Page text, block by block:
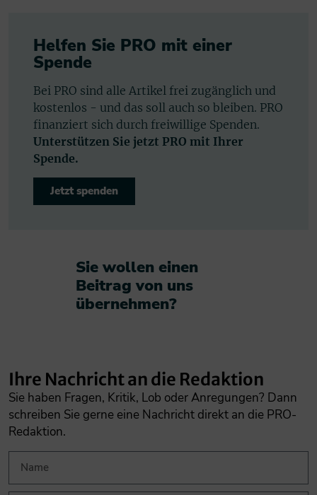
Helfen Sie PRO mit einer
Spende
Bei PRO sind alle Artikel frei zugänglich und
kostenlos - und das soll auch so bleiben. PRO
finanziert sich durch freiwillige Spenden.
Unterstützen Sie jetzt PRO mit Ihrer
Spende.
Jetzt spenden
Sie wollen einen
Beitrag von uns
übernehmen?​
Ihre Nachricht an die Redaktion
Sie haben Fragen, Kritik, Lob oder Anregungen? Dann
schreiben Sie gerne eine Nachricht direkt an die PRO-
Redaktion.